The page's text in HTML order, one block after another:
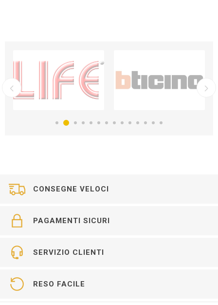
CONSEGNE VELOCI
PAGAMENTI SICURI
SERVIZIO CLIENTI
RESO FACILE